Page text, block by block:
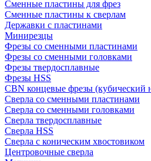
Сменные пластины для фрез
Сменные пластины к сверлам
Державки с пластинами
Минирезцы
Фрезы со сменными пластинами
Фрезы со сменными головками
Фрезы твердосплавные
Фрезы HSS
CBN концевые фрезы (кубический
Сверла со сменными пластинами
Сверла со сменными головками
Сверла твердосплавные
Сверла HSS
Сверла с коническим хвостовиком
Центровочные сверла